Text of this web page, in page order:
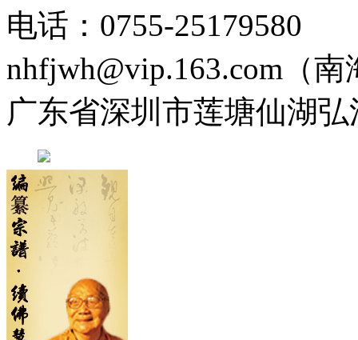
电话：0755-25179580
nhfjwh@vip.163.com（南
广东省深圳市莲塘仙湖弘